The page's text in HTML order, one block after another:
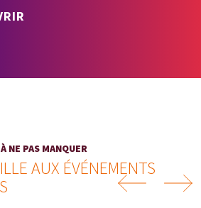
NE PAS MANQUER
AUX ÉVÉNEMENTS
Previous Next